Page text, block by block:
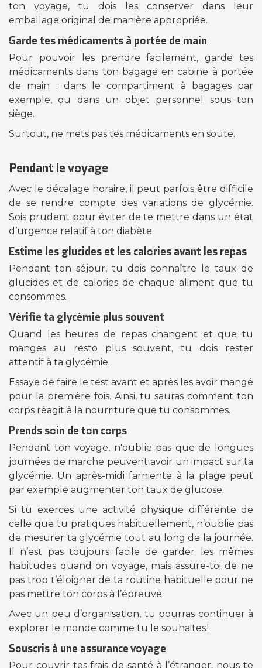
ton voyage, tu dois les conserver dans leur
emballage original de manière appropriée.
Garde tes médicaments à portée de main
Pour pouvoir les prendre facilement, garde tes
médicaments dans ton bagage en cabine à portée
de main : dans le compartiment à bagages par
exemple, ou dans un objet personnel sous ton
siège.
Surtout, ne mets pas tes médicaments en soute.
Pendant le voyage
Avec le décalage horaire, il peut parfois être difficile
de se rendre compte des variations de glycémie.
Sois prudent pour éviter de te mettre dans un état
d’urgence relatif à ton diabète.
Estime les glucides et les calories avant les repas
Pendant ton séjour, tu dois connaître le taux de
glucides et de calories de chaque aliment que tu
consommes.
Vérifie ta glycémie plus souvent
Quand les heures de repas changent et que tu
manges au resto plus souvent, tu dois rester
attentif à ta glycémie.
Essaye de faire le test avant et après les avoir mangé
pour la première fois. Ainsi, tu sauras comment ton
corps réagit à la nourriture que tu consommes.
Prends soin de ton corps
Pendant ton voyage, n'oublie pas que de longues
journées de marche peuvent avoir un impact sur ta
glycémie. Un après-midi farniente à la plage peut
par exemple augmenter ton taux de glucose.
Si tu exerces une activité physique différente de
celle que tu pratiques habituellement, n’oublie pas
de mesurer ta glycémie tout au long de la journée.
Il n’est pas toujours facile de garder les mêmes
habitudes quand on voyage, mais assure-toi de ne
pas trop t’éloigner de ta routine habituelle pour ne
pas mettre ton corps à l’épreuve.
Avec un peu d’organisation, tu pourras continuer à
explorer le monde comme tu le souhaites !
Souscris à une assurance voyage
Pour couvrir tes frais de santé à l’étranger, nous te